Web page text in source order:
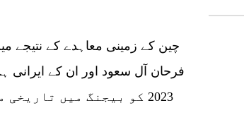
چین کے زمینی معاہدے کے
2023 کو بیجنگ میں